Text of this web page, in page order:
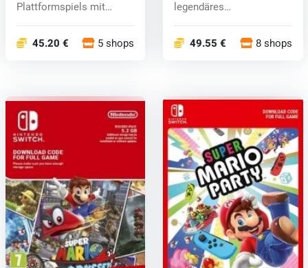
Plattformspiels mit
Bruder...
45.20 € 5 shops
legendäres
49.55 € 8 shops